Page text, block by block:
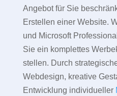
Angebot für Sie
Erstellen einer Website.
und Microsoft
Sie ein komplettes
stellen. Durch
Webdesign, kreative
Entwicklung individueller